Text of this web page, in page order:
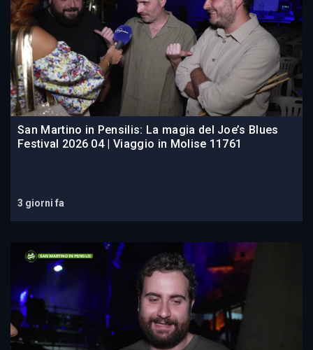
San Martino in Pensilis: La magia del Joe’s Blues
Festival 2026 04 | Viaggio in Molise 11761
3 giorni fa